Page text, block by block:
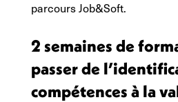
parcours Job&Soft.
2 semaines de
passer de
compétences à la